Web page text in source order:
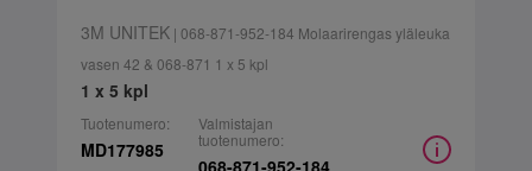
3M UNITEK| 068-871-952-184 Molaarirengas yläleuka
vasen 42 & 068-871 1 x 5 kpl
1 x 5 kpl
Tuotenumero:
MD177985
Valmistajan
tuotenumero:
068-871-952-184